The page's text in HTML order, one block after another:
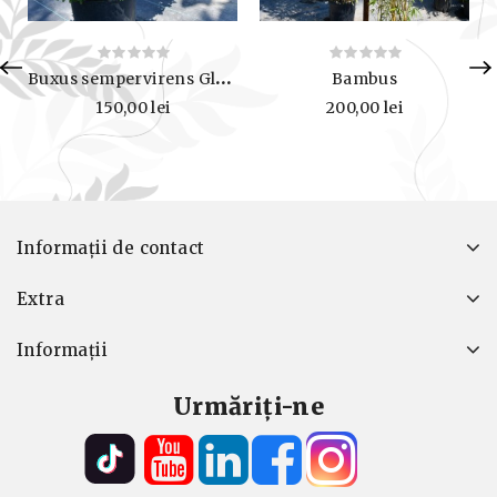
Buxus sempervirens Globular - Cimișir
150,00 lei
Bambus
200,00 lei
Informații de contact
Extra
Informaţii
Urmăriți-ne